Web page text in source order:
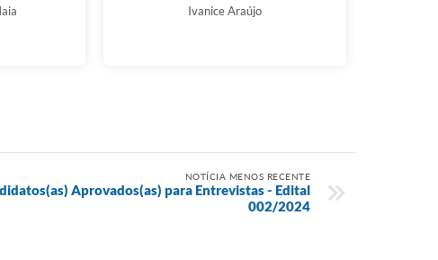
Ivanice Araújo
NOTÍCIA MENOS RECENTE
Aprovados(as) para Entrevistas - Edital
002/2024